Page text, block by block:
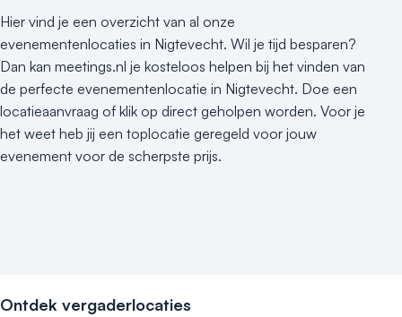
Hotel
Hybride events
Industriële locatie
Kasteel en landgoed
Kleine / intieme locatie
Locaties aan zee
Museum
Hier vind je een overzicht van al onze
evenementenlocaties in Nigtevecht. Wil je tijd besparen?
Dan kan meetings.nl je kosteloos helpen bij het vinden van
de perfecte evenementenlocatie in Nigtevecht. Doe een
locatieaanvraag of klik op direct geholpen worden. Voor je
het weet heb jij een toplocatie geregeld voor jouw
evenement voor de scherpste prijs.
Ontdek vergaderlocaties